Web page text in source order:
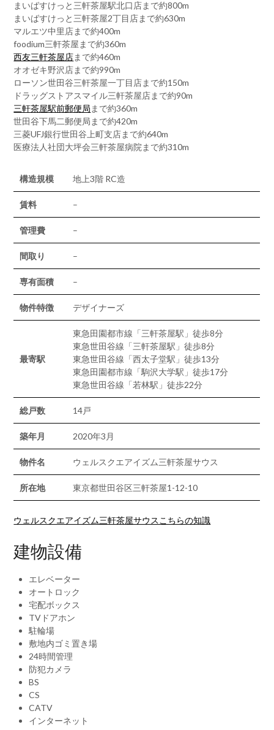
まいばすけっと三軒茶屋駅北口店まで約800m
まいばすけっと三軒茶屋2丁目店まで約630m
マルエツ中里店まで約400m
foodium三軒茶屋まで約360m
西友三軒茶屋店まで約460m
オオゼキ野沢店まで約990m
ローソン世田谷三軒茶屋一丁目店まで約150m
ドラッグストアスマイル三軒茶屋店まで約90m
三軒茶屋駅前郵便局 まで約360m
世田谷下馬二郵便局まで約420m
三菱UFJ銀行世田谷上町支店まで約640m
医療法人社団大坪会三軒茶屋病院まで約310m
構造規模 地上3階 RC造
賃料 –
管理費 –
間取り –
専有面積 –
物件特徴 デザイナーズ
最寄駅
東急田園都市線「三軒茶屋駅」徒歩8分
東急世田谷線「三軒茶屋駅」徒歩8分
東急世田谷線「西太子堂駅」徒歩13分
東急田園都市線「駒沢大学駅」徒歩17分
東急世田谷線「若林駅」徒歩22分
総戸数 14戸
築年月 2020年3月
物件名 ウェルスクエアイズム三軒茶屋サウス
所在地 東京都世田谷区三軒茶屋1-12-10
ウェルスクエアイズム三軒茶屋サウスこちらの知識
建物設備
エレベーター
オートロック
宅配ボックス
TVドアホン
駐輪場
敷地内ゴミ置き場
24時間管理
防犯カメラ
BS
CS
CATV
インターネット